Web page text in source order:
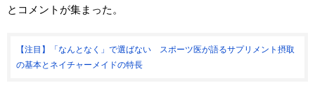
とコメントが集まった。
【注目】「なんとなく」で選ばない スポーツ医が語るサプリメント摂取
の基本とネイチャーメイドの特長